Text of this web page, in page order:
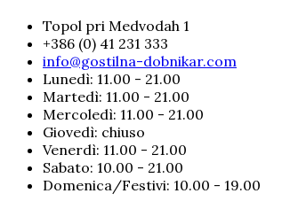
Topol pri Medvodah 1
+386 (0) 41 231 333
info@gostilna-dobnikar.com
Lunedì: 11.00 - 21.00
Martedì: 11.00 - 21.00
Mercoledì: 11.00 - 21.00
Giovedì: chiuso
Venerdì: 11.00 - 21.00
Sabato: 10.00 - 21.00
Domenica/Festivi: 10.00 - 19.00